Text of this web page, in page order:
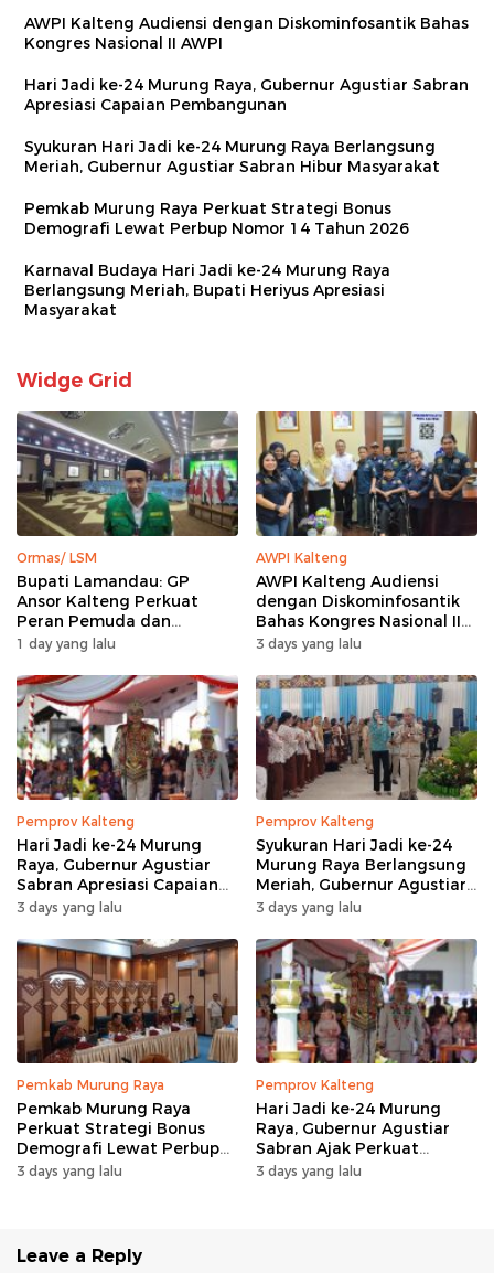
AWPI Kalteng Audiensi dengan Diskominfosantik Bahas
Kongres Nasional II AWPI
Hari Jadi ke-24 Murung Raya, Gubernur Agustiar Sabran
Apresiasi Capaian Pembangunan
Syukuran Hari Jadi ke-24 Murung Raya Berlangsung
Meriah, Gubernur Agustiar Sabran Hibur Masyarakat
Pemkab Murung Raya Perkuat Strategi Bonus
Demografi Lewat Perbup Nomor 14 Tahun 2026
Karnaval Budaya Hari Jadi ke-24 Murung Raya
Berlangsung Meriah, Bupati Heriyus Apresiasi
Masyarakat
Widge Grid
Ormas/ LSM
Bupati Lamandau: GP
Ansor Kalteng Perkuat
Peran Pemuda dan
Penanganan Karhutla
1 day yang lalu
AWPI Kalteng
AWPI Kalteng Audiensi
dengan Diskominfosantik
Bahas Kongres Nasional II
AWPI
3 days yang lalu
Pemprov Kalteng
Hari Jadi ke-24 Murung
Raya, Gubernur Agustiar
Sabran Apresiasi Capaian
Pembangunan
3 days yang lalu
Pemprov Kalteng
Syukuran Hari Jadi ke-24
Murung Raya Berlangsung
Meriah, Gubernur Agustiar
Sabran Hibur Masyarakat
3 days yang lalu
Pemkab Murung Raya
Pemkab Murung Raya
Perkuat Strategi Bonus
Demografi Lewat Perbup
Nomor 14 Tahun 2026
3 days yang lalu
Pemprov Kalteng
Hari Jadi ke-24 Murung
Raya, Gubernur Agustiar
Sabran Ajak Perkuat
Sinergi Pembangunan
3 days yang lalu
Leave a Reply